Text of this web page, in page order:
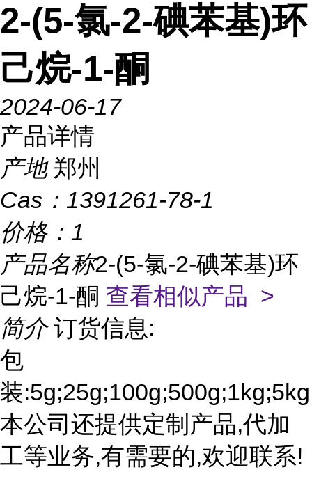
2-(5-氯-2-碘苯基)环
己烷-1-酮
2024-06-17
产品详情
产地 郑州
Cas： 1391261-78-1
价格： 1
产品名称2-(5-氯-2-碘苯基)环
己烷-1-酮 查看相似产品 >
简介 订货信息:
包
装:5g;25g;100g;500g;1kg;5kg
本公司还提供定制产品,代加
工等业务,有需要的,欢迎联系!